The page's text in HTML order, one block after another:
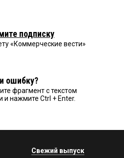
подписку
«Коммерческие вести»
ошибку?
фрагмент с текстом
и нажмите Ctrl + Enter.
Свежий выпуск